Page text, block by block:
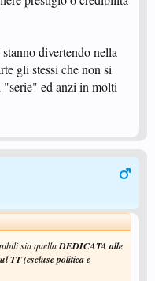
divertendo nella
gli stessi che non si
ed anzi in molti
sia quellaDEDICATA alle
TT (escluse politica e